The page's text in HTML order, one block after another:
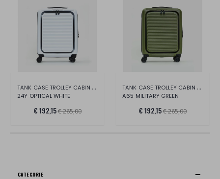
TANK CASE TROLLEY CABIN W FRONT POCKET
24Y OPTICAL WHITE
€ 192,15€ 265,00
TANK CASE TROLLEY CABIN W FRONT POCKET
A65 MILITARY GREEN
€ 192,15€ 265,00
CATEGORIE